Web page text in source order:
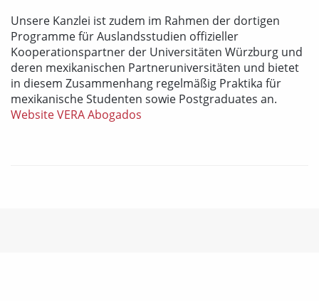
Unsere Kanzlei ist zudem im Rahmen der dortigen
Programme für Auslandsstudien offizieller
Kooperationspartner der Universitäten Würzburg und
deren mexikanischen Partneruniversitäten und bietet
in diesem Zusammenhang regelmäßig Praktika für
mexikanische Studenten sowie Postgraduates an.
Website VERA Abogados